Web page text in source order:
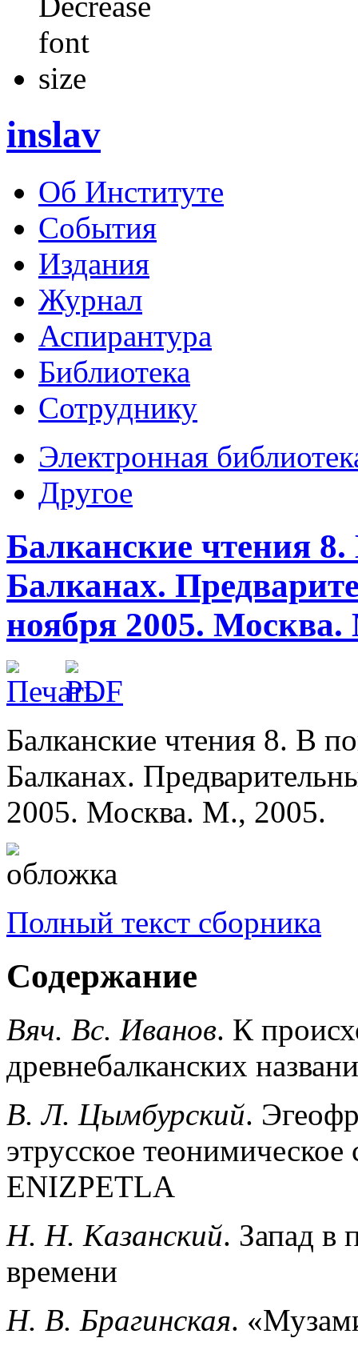
inslav
Об Институте
События
Издания
Журнал
Аспирантура
Библиотека
Сотруднику
Электронная
Другое
Балканские чтения 8.
Балканах.
ноября 2005.
Балканские чтения 8. В
Балканах.
2005. Москва. М., 2005.
Полный текст сборника
Содержание
Вяч. Вс. Иванов. К
древнебалканских
В. Л. Цымбурский.
этрусское
ENIZPETLA
Н. Н. Казанский. Запад в
времени
Н. В. Брагинская.